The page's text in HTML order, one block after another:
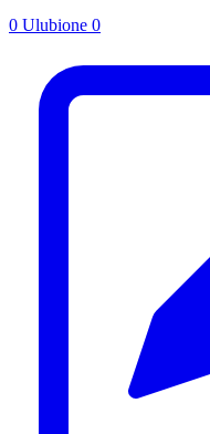
0 Ulubione 0